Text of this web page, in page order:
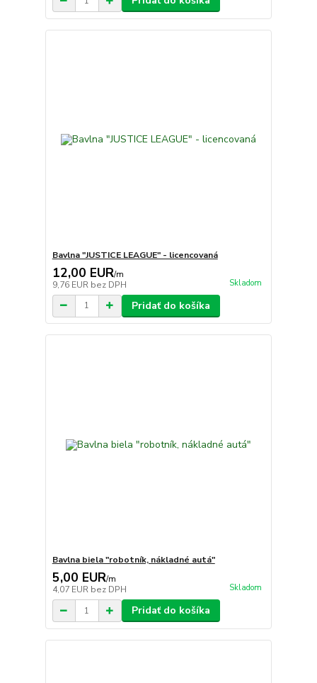
Bavlna "JUSTICE LEAGUE" - licencovaná
12,00 EUR/m
9,76 EUR bez DPH Skladom
Pridať do košíka
Bavlna biela "robotník, nákladné autá"
5,00 EUR/m
4,07 EUR bez DPH Skladom
Pridať do košíka